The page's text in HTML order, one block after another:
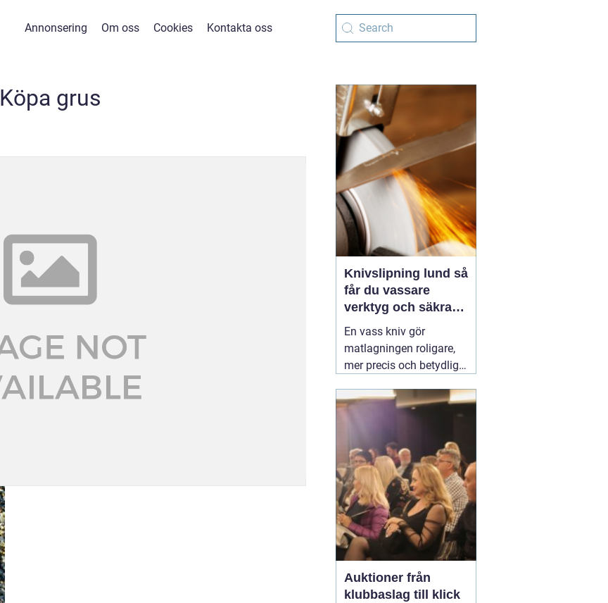
Annonsering Om oss Cookies Kontakta oss
Köpa grus
Knivslipning lund så
får du vassare
verktyg och säkrare
vardag
En vass kniv gör
matlagningen roligare,
mer precis och betydligt
gäller för saxar,
trädgårdsredskap och
används dagligen.
Många i Lund funderar
på om de ska slipa
själva hemma eller
lämna in sina knivar.03
augusti 2026
Auktioner från
klubbaslag till klick